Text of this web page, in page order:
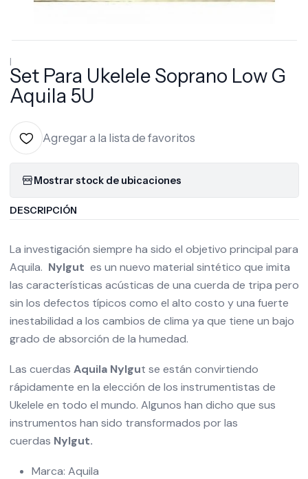
|
Set Para Ukelele Soprano Low G
Aquila 5U
Agregar a la lista de favoritos
Mostrar stock de ubicaciones
DESCRIPCIÓN
La investigación siempre ha sido el objetivo principal para
Aquila. Nylgut es un nuevo material sintético que imita
las características acústicas de una cuerda de tripa pero
sin los defectos típicos como el alto costo y una fuerte
inestabilidad a los cambios de clima ya que tiene un bajo
grado de absorción de la humedad.
Las cuerdas Aquila Nylgut se están convirtiendo
rápidamente en la elección de los instrumentistas de
Ukelele en todo el mundo. Algunos han dicho que sus
instrumentos han sido transformados por las
cuerdas Nylgut.
Marca: Aquila